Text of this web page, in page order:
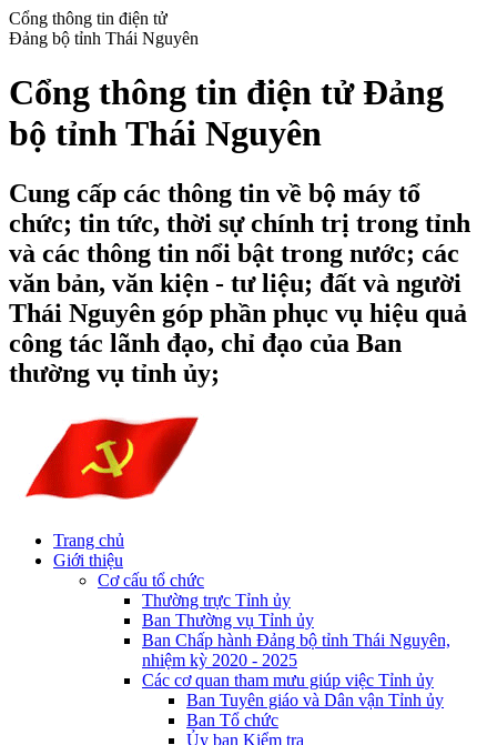
Cổng thông tin điện tử
Đảng bộ tỉnh Thái Nguyên
Cổng thông tin điện tử Đảng
bộ tỉnh Thái Nguyên
Cung cấp các thông tin về bộ máy tổ
chức; tin tức, thời sự chính trị trong tỉnh
và các thông tin nổi bật trong nước; các
văn bản, văn kiện - tư liệu; đất và người
Thái Nguyên góp phần phục vụ hiệu quả
công tác lãnh đạo, chỉ đạo của Ban
thường vụ tỉnh ủy;
Trang chủ
Giới thiệu
Cơ cấu tổ chức
Thường trực Tỉnh ủy
Ban Thường vụ Tỉnh ủy
Ban Chấp hành Đảng bộ tỉnh Thái Nguyên,
nhiệm kỳ 2020 - 2025
Các cơ quan tham mưu giúp việc Tỉnh ủy
Ban Tuyên giáo và Dân vận Tỉnh ủy
Ban Tổ chức
Ủy ban Kiểm tra